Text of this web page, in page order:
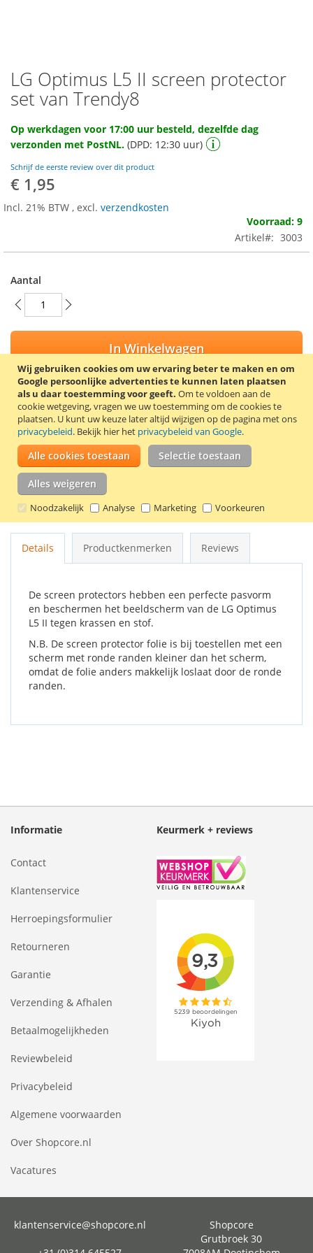
Wij gebruiken cookies om uw ervaring beter te maken en om
Google persoonlijke advertenties te kunnen laten plaatsen
als u daar toestemming voor geeft. Om te voldoen aan de
cookie wetgeving, vragen we uw toestemming om de cookies te
plaatsen. U kunt uw keuze later altijd wijzigen op de pagina met ons
privacybeleid. Bekijk hier het privacybeleid van Google.
Alle cookies toestaan Selectie toestaan
Alles weigeren
Noodzakelijk Analyse Marketing Voorkeuren
Ga
naar
het
van
de
gallerij
LG Optimus L5 II screen protector
set van Trendy8
Op werkdagen voor 17:00 uur besteld, dezelfde dag
verzonden met PostNL. (DPD: 12:30 uur)
Schrijf de eerste review over dit product
€ 1,95
Incl. 21% BTW , excl. verzendkosten
Voorraad: 9
Artikel
3003
Aantal
In Winkelwagen
VOEG TOE AAN VERLANGLIJST
TOEVOEGEN OM TE VERGELIJKEN
Trendy8 screen protector set voor de LG Optimus L5 II E460 /
E455. De set bevat 2 screen protectors, een
schoonmaakdoekje en een kaartje om luchtbellen onder de
screen protector te verwijderen.
Details Productkenmerken Reviews
De screen protectors hebben een perfecte pasvorm
en beschermen het beeldscherm van de LG Optimus
L5 II tegen krassen en stof.
N.B. De screen protector folie is bij toestellen met een
scherm met ronde randen kleiner dan het scherm,
omdat de folie anders makkelijk loslaat door de ronde
randen.
Informatie
Contact
Klantenservice
Herroepingsformulier
Retourneren
Garantie
Verzending & Afhalen
Betaalmogelijkheden
Reviewbeleid
Privacybeleid
Algemene voorwaarden
Over Shopcore.nl
Vacatures
Keurmerk + reviews
klantenservice@shopcore.nl
Shopcore
Grutbroek 30